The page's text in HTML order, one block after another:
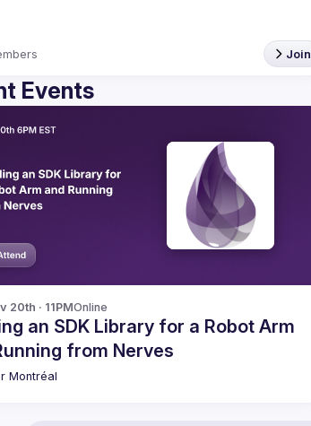
Join
Events
20th · 11PMOnline
an SDK Library for a Robot Arm
from Nerves
Montréal